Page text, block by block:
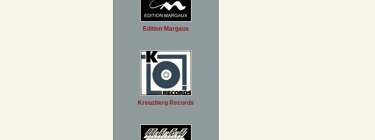
Edition Margaux
Kreuzberg Records